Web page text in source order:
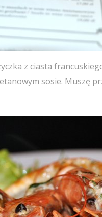
z ciasta
sosie. Muszę